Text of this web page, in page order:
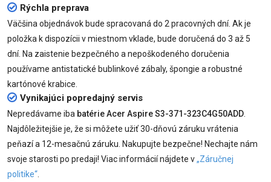
Rýchla preprava
Väčšina objednávok bude spracovaná do 2 pracovných dní. Ak je
položka k dispozícii v miestnom vklade, bude doručená do 3 až 5
dní. Na zaistenie bezpečného a nepoškodeného doručenia
používame antistatické bublinkové zábaly, špongie a robustné
kartónové krabice.
Vynikajúci popredajný servis
Nepredávame iba batérie Acer Aspire S3-371-323C4G50ADD
Najdôležitejšie je, že si môžete užiť 30-dňovú záruku vrátenia
peňazí a 12-mesačnú záruku. Nakupujte bezpečne! Nechajte nám
svoje starosti po predaji! Viac informácií nájdete v„Záručnej
politike“